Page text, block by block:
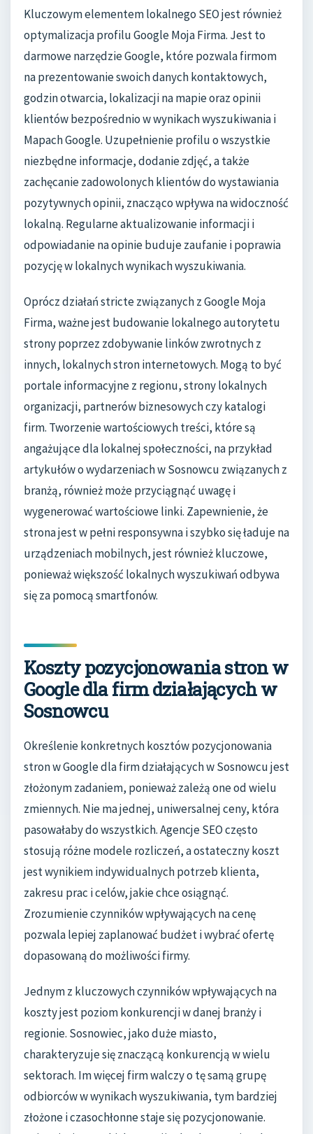
Kluczowym elementem lokalnego SEO jest również
optymalizacja profilu Google Moja Firma. Jest to
darmowe narzędzie Google, które pozwala firmom
na prezentowanie swoich danych kontaktowych,
godzin otwarcia, lokalizacji na mapie oraz opinii
klientów bezpośrednio w wynikach wyszukiwania i
Mapach Google. Uzupełnienie profilu o wszystkie
niezbędne informacje, dodanie zdjęć, a także
zachęcanie zadowolonych klientów do wystawiania
pozytywnych opinii, znacząco wpływa na widoczność
lokalną. Regularne aktualizowanie informacji i
odpowiadanie na opinie buduje zaufanie i poprawia
pozycję w lokalnych wynikach wyszukiwania.
Oprócz działań stricte związanych z Google Moja
Firma, ważne jest budowanie lokalnego autorytetu
strony poprzez zdobywanie linków zwrotnych z
innych, lokalnych stron internetowych. Mogą to być
portale informacyjne z regionu, strony lokalnych
organizacji, partnerów biznesowych czy katalogi
firm. Tworzenie wartościowych treści, które są
angażujące dla lokalnej społeczności, na przykład
artykułów o wydarzeniach w Sosnowcu związanych z
branżą, również może przyciągnąć uwagę i
wygenerować wartościowe linki. Zapewnienie, że
strona jest w pełni responsywna i szybko się ładuje na
urządzeniach mobilnych, jest również kluczowe,
ponieważ większość lokalnych wyszukiwań odbywa
się za pomocą smartfonów.
Koszty pozycjonowania stron w
Google dla firm działających w
Sosnowcu
Określenie konkretnych kosztów pozycjonowania
stron w Google dla firm działających w Sosnowcu jest
złożonym zadaniem, ponieważ zależą one od wielu
zmiennych. Nie ma jednej, uniwersalnej ceny, która
pasowałaby do wszystkich. Agencje SEO często
stosują różne modele rozliczeń, a ostateczny koszt
jest wynikiem indywidualnych potrzeb klienta,
zakresu prac i celów, jakie chce osiągnąć.
Zrozumienie czynników wpływających na cenę
pozwala lepiej zaplanować budżet i wybrać ofertę
dopasowaną do możliwości firmy.
Jednym z kluczowych czynników wpływających na
koszty jest poziom konkurencji w danej branży i
regionie. Sosnowiec, jako duże miasto,
charakteryzuje się znaczącą konkurencją w wielu
sektorach. Im więcej firm walczy o tę samą grupę
odbiorców w wynikach wyszukiwania, tym bardziej
złożone i czasochłonne staje się pozycjonowanie.